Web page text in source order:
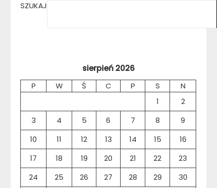
SZUKAJ
sierpień 2026
P W Ś C P S
N
1
2
3
4 5 6 7 8
9
10
11 12 13 14 15
16
17
18 19 20 21 22
23
24
25 26 27 28 29
30